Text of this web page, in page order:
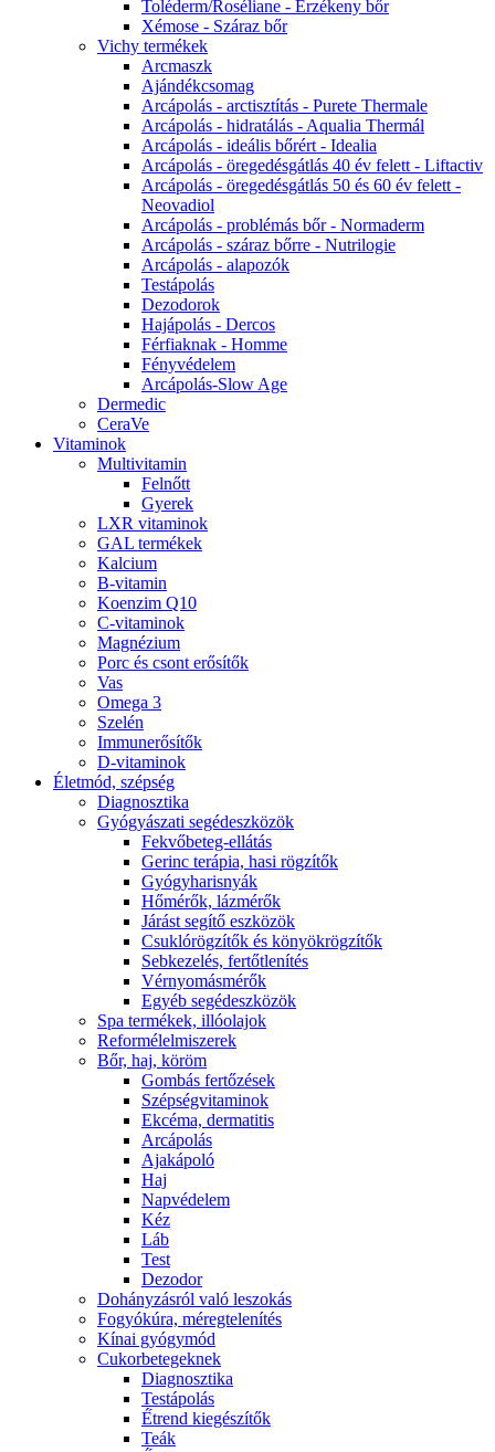
Toléderm/Roséliane - Érzékeny bőr
Xémose - Száraz bőr
Vichy termékek
Arcmaszk
Ajándékcsomag
Arcápolás - arctisztítás - Purete Thermale
Arcápolás - hidratálás - Aqualia Thermál
Arcápolás - ideális bőrért - Idealia
Arcápolás - öregedésgátlás 40 év felett - Liftactiv
Arcápolás - öregedésgátlás 50 és 60 év felett -
Neovadiol
Arcápolás - problémás bőr - Normaderm
Arcápolás - száraz bőrre - Nutrilogie
Arcápolás - alapozók
Testápolás
Dezodorok
Hajápolás - Dercos
Férfiaknak - Homme
Fényvédelem
Arcápolás-Slow Age
Dermedic
CeraVe
Vitaminok
Multivitamin
Felnőtt
Gyerek
LXR vitaminok
GAL termékek
Kalcium
B-vitamin
Koenzim Q10
C-vitaminok
Magnézium
Porc és csont erősítők
Vas
Omega 3
Szelén
Immunerősítők
D-vitaminok
Életmód, szépség
Diagnosztika
Gyógyászati segédeszközök
Fekvőbeteg-ellátás
Gerinc terápia, hasi rögzítők
Gyógyharisnyák
Hőmérők, lázmérők
Járást segítő eszközök
Csuklórögzítők és könyökrögzítők
Sebkezelés, fertőtlenítés
Vérnyomásmérők
Egyéb segédeszközök
Spa termékek, illóolajok
Reformélelmiszerek
Bőr, haj, köröm
Gombás fertőzések
Szépségvitaminok
Ekcéma, dermatitis
Arcápolás
Ajakápoló
Haj
Napvédelem
Kéz
Láb
Test
Dezodor
Dohányzásról való leszokás
Fogyókúra, méregtelenítés
Kínai gyógymód
Cukorbetegeknek
Diagnosztika
Testápolás
É́trend kiegészítők
Teák